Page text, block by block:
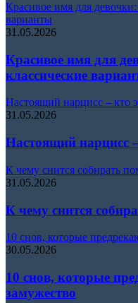
Красивое имя для
варианты
31.05.2026
Красивое имя для
классические
Настоящий нарцисс – кто
31.05.2026
Настоящий нарцисс
К чему снится собирать
31.05.2026
К чему снится
10 снов, которые
30.05.2026
10 снов, которые
замужество